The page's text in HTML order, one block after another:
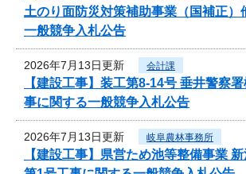
土のり面防災対策補助事業（国補正）
一般競争入札公告
2026年7月13日更新 会計課
【建設工事】装工第8-14号 垂井警察
事に関する一般競争入札公告
2026年7月13日更新 岐阜農林事務所
【建設工事】県営ため池等整備事業